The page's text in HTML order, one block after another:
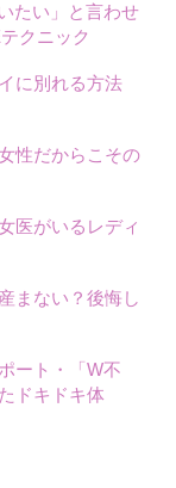
たい」と言わせ
クニック
に別れる方法
性だからこその
医がいるレディ
まない？後悔し
ート・「W不
ドキドキ体